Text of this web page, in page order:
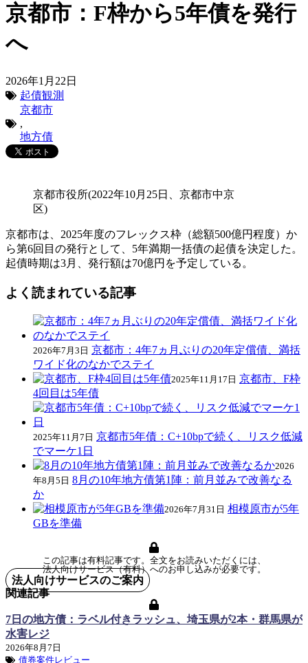
京都市：F枠から5年債を発行
へ
2026年1月22日
起債観測
京都市
,
地方債
京都市役所(2022年10月25日、京都市中京
区)
京都市は、2025年度のフレックス枠（総額500億円程度）か
ら第6回目の発行として、5年満期一括債の起債を決定した。
起債時期は3月、発行額は70億円を予定している。
よく読まれている記事
2026年7月3日 京都市：4年7ヵ月ぶりの20年定償債、満括
ワイド化のなかでステイ
2025年11月17日 京都市、F枠
4回目は5年債
2025年11月7日 京都市5年債：C+10bpで続く、リスク低減
でマーケ1日
2026
年8月5日 8月の10年地方債第1陣：前月並みで改善なる
か
2026年7月31日 相模原市が5年
GBを準備
この記事は有料記事です。全文をお読みいただくには、
法人向けサービス（有料）へのお申し込みが必要です。
法人向けサービスのご案内
関連記事
7日の地方債：ラベル付きラッシュ、埼玉県が2本・群馬県が
水害レジ
2026年8月7日
債券案件レビュー